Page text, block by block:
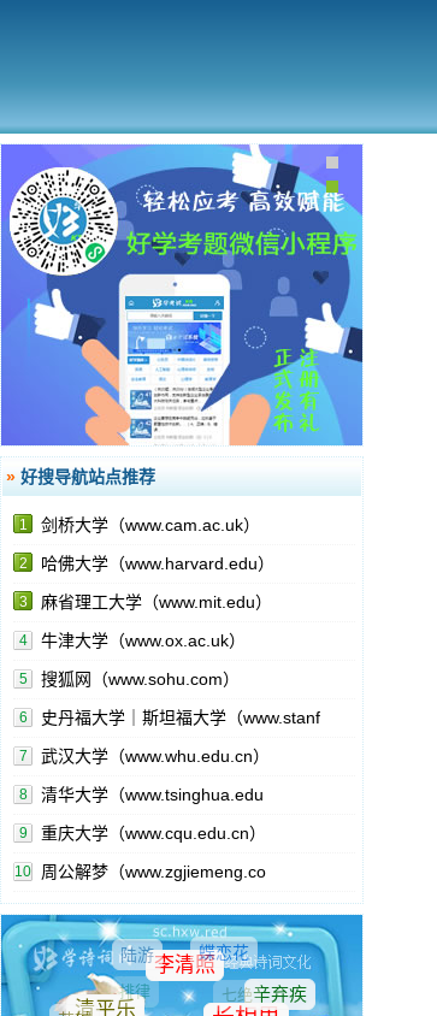
»好搜导航站点推荐
1 剑桥大学（www.cam.ac.uk）
2 哈佛大学（www.harvard.edu）
3 麻省理工大学（www.mit.edu）
4 牛津大学（www.ox.ac.uk）
5 搜狐网（www.sohu.com）
6 史丹福大学｜斯坦福大学（www.stanf
7 武汉大学（www.whu.edu.cn）
8 清华大学（www.tsinghua.edu
9 重庆大学（www.cqu.edu.cn）
10 周公解梦（www.zgjiemeng.co